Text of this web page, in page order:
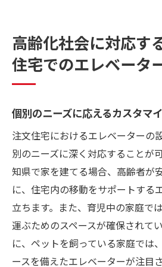
高齢化社会に対応す
住宅でのエレベータ
個別のニーズに応えるカスタマ
注文住宅におけるエレベーターの
別のニーズに深く対応することが
知県で家を建てる場合、高齢者が
に、住宅内の移動をサポートする
立ちます。また、育児中の家庭で
運ぶためのスペースが確保されて
に、ペットを飼っている家庭では
ースを備えたエレベーターが注目